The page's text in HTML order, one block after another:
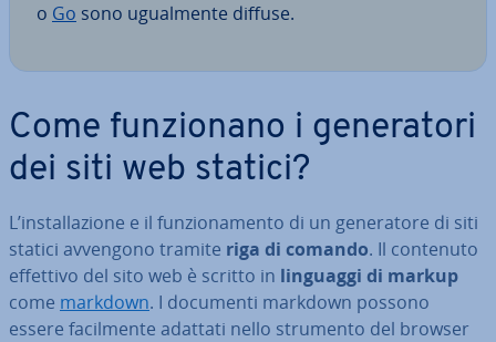
o Go sono ugual­men­te diffuse.
Come fun­zio­na­no i ge­ne­ra­to­ri
dei siti web statici?
L’in­stal­la­zio­ne e il fun­zio­na­men­to di un ge­ne­ra­to­re di siti
statici avvengono tramite riga di comando. Il contenuto
effettivo del sito web è scritto in linguaggi di markup
come markdown. I documenti markdown possono
essere fa­cil­men­te adattati nello strumento del browser